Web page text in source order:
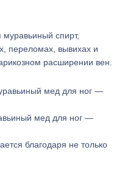
муравьиный спирт,
переломах, вывихах и
расширении вен.
мед для ног —
благодаря не только